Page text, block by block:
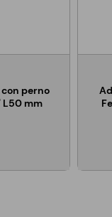
perno
L50 mm